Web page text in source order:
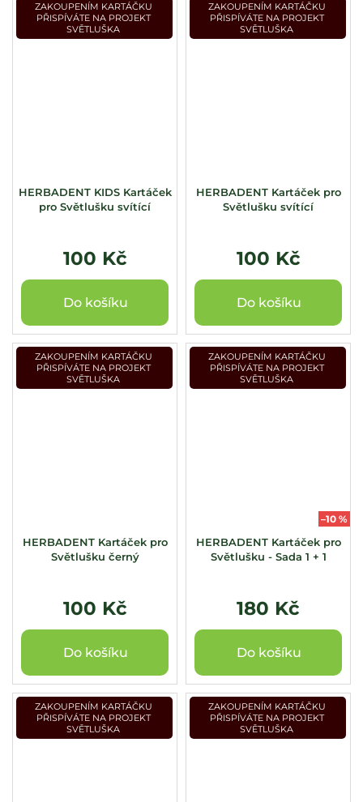
ZAKOUPENÍM KARTÁČKU
PŘISPÍVÁTE NA PROJEKT
SVĚTLUŠKA
HERBADENT KIDS Kartáček
pro Světlušku svítící
100 Kč
Do košíku
ZAKOUPENÍM KARTÁČKU
PŘISPÍVÁTE NA PROJEKT
SVĚTLUŠKA
HERBADENT Kartáček pro
Světlušku svítící
100 Kč
Do košíku
ZAKOUPENÍM KARTÁČKU
PŘISPÍVÁTE NA PROJEKT
SVĚTLUŠKA
HERBADENT Kartáček pro
Světlušku černý
100 Kč
Do košíku
ZAKOUPENÍM KARTÁČKU
PŘISPÍVÁTE NA PROJEKT
SVĚTLUŠKA
–10 %
HERBADENT Kartáček pro
Světlušku - Sada 1 + 1
180 Kč
Do košíku
ZAKOUPENÍM KARTÁČKU
PŘISPÍVÁTE NA PROJEKT
SVĚTLUŠKA
ZAKOUPENÍM KARTÁČKU
PŘISPÍVÁTE NA PROJEKT
SVĚTLUŠKA